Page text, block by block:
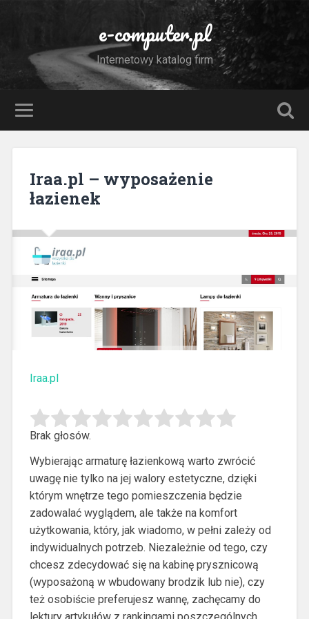
e-computer.pl
Internetowy katalog firm
Iraa.pl – wyposażenie
łazienek
Iraa.pl
Brak głosów.
Wybierając armaturę łazienkową warto zwrócić
uwagę nie tylko na jej walory estetyczne, dzięki
którym wnętrze tego pomieszczenia będzie
zadowalać wyglądem, ale także na komfort
użytkowania, który, jak wiadomo, w pełni zależy od
indywidualnych potrzeb. Niezależnie od tego, czy
chcesz zdecydować się na kabinę prysznicową
(wyposażoną w wbudowany brodzik lub nie), czy
też osobiście preferujesz wannę, zachęcamy do